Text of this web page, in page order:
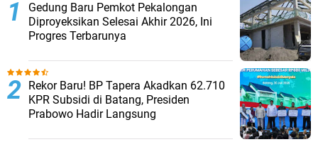
Gedung Baru Pemkot Pekalongan
Diproyeksikan Selesai Akhir 2026, Ini
Progres Terbarunya
Rekor Baru! BP Tapera Akadkan 62.710
KPR Subsidi di Batang, Presiden
Prabowo Hadir Langsung